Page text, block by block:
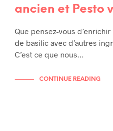
ancien et Pesto
Que pensez-vous
de basilic avec d’autres
C’est ce que nous…
CONTINUE READING